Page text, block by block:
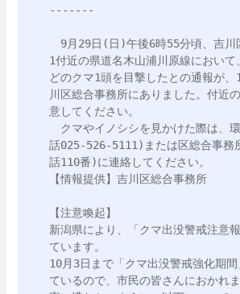
-------
9月29日(日)午後6時55分頃、吉川
1付近の県道名木山浦川原線におい
どのクマ1頭を目撃したとの通報が
川区総合事務所にありました。付近
意してください。
クマやイノシシを見かけた際は、
話025-526-5111)または区総合事務
話110番)に連絡してください。
【情報提供】吉川区総合事務所
【注意喚起】
新潟県により、「クマ出没警戒注意
ています。
10月3日まで「クマ出没警戒強化期
ているので、市民の皆さんにおかれ